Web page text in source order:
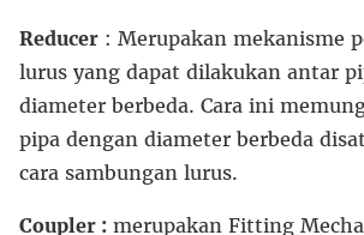
Reducer : Merupakan mekanisme
lurus yang dapat dilakukan antar
diameter berbeda. Cara ini
pipa dengan diameter berbeda
cara sambungan lurus.
Coupler : merupakan Fitting